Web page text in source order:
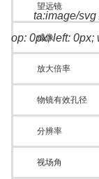
ta:image/svg
op: 0px; left: 0px;
望远镜
成像
放大倍率
物镜有效孔径
分辨率
视场角